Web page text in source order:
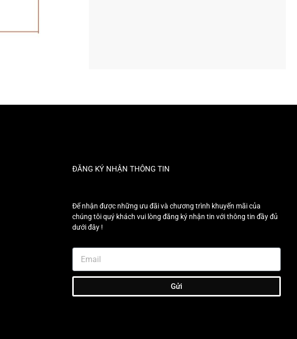
ĐĂNG KÝ NHẬN THÔNG TIN
Để nhận được những ưu đãi và chương trình khuyến mãi của
chúng tôi quý khách vui lòng đăng ký nhận tin với thông tin đầy đủ
dưới đây !
Gửi